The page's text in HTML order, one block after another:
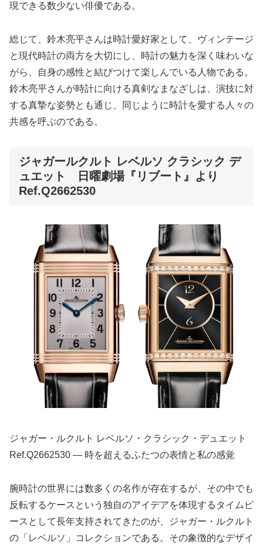
現できる数少ない俳優である。
総じて、鈴木亮平さんは時計愛好家として、ヴィンテージ
と現代時計の両方を大切にし、時計の魅力を深く味わいな
がら、自身の感性と結びつけて楽しんでいる人物である。
鈴木亮平さんが時計に向ける真剣なまなざしは、演技に対
する真摯な姿勢とも通じ、同じように時計を愛する人々の
共感を呼ぶのである。
ジャガールクルト レベルソ クラシック デ
ュエット 日曜劇場『リブート』より
Ref.Q2662530
ジャガー・ルクルト レベルソ・クラシック・デュエット
Ref.Q2662530 — 時を超えるふたつの表情と私の感覚
腕時計の世界には数多くの名作が存在するが、その中でも
反転するケースという独自のアイデアを体現するタイムピ
ースとして長年支持されてきたのが、ジャガー・ルクルト
の「レベルソ」コレクションである。その象徴的なデザイ